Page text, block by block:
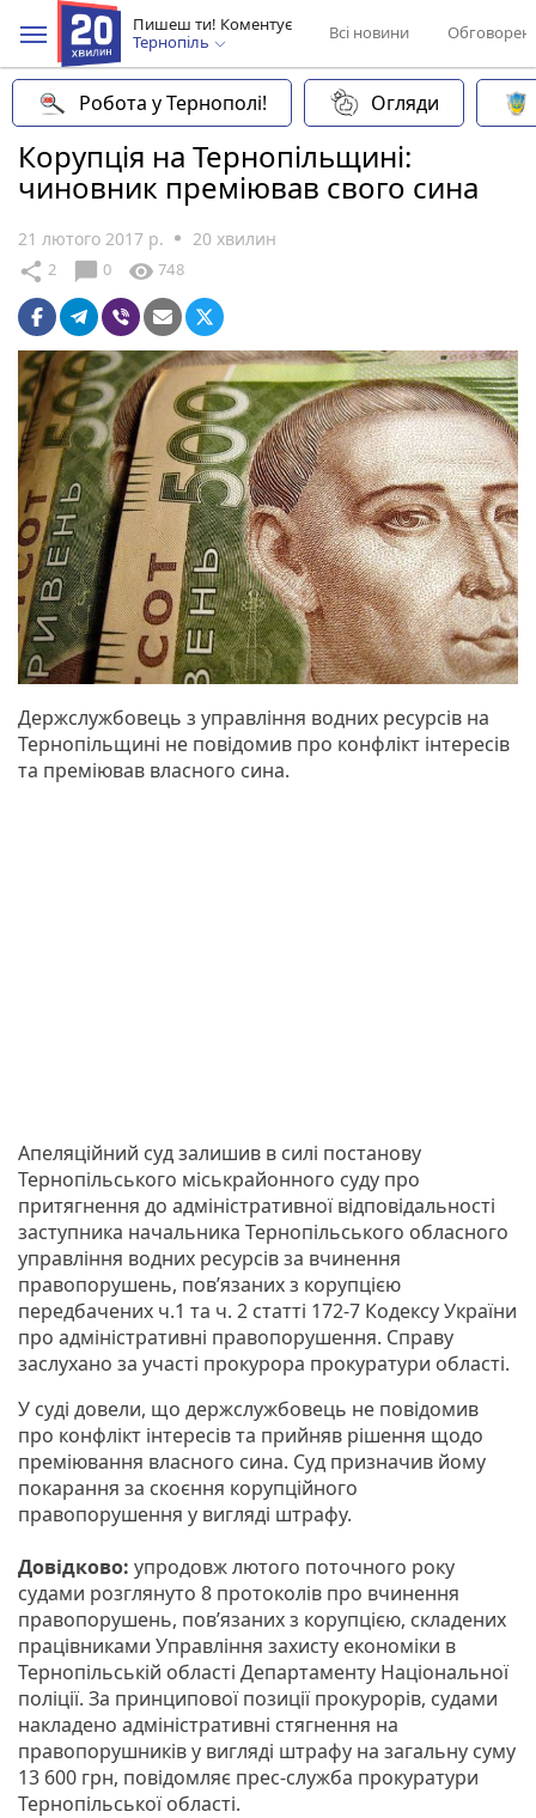
Пишеш ти! Коментує
Тернопіль
Всі новини
Робота у Тернополі! Огляди
Корупція на Тернопільщині:
чиновник преміював свого сина
21 лютого 2017 р. 20 хвилин
share 2 chat_bubble 0 visibility 748
Держслужбовець з управління водних ресурсів на
Тернопільщині не повідомив про конфлікт інтересів
та преміював власного сина.
Апеляційний суд залишив в силі постанову
Тернопільського міськрайонного суду про
притягнення до адміністративної відповідальності
заступника начальника Тернопільського обласного
управління водних ресурсів за вчинення
правопорушень, пов’язаних з корупцією
передбачених ч.1 та ч. 2 статті 172-7 Кодексу України
про адміністративні правопорушення. Справу
заслухано за участі прокурора прокуратури області.
У суді довели, що держслужбовець не повідомив
про конфлікт інтересів та прийняв рішення щодо
преміювання власного сина. Суд призначив йому
покарання за скоєння корупційного
правопорушення у вигляді штрафу.
Довідково: упродовж лютого поточного року
судами розглянуто 8 протоколів про вчинення
правопорушень, пов’язаних з корупцією, складених
працівниками Управління захисту економіки в
Тернопільській області Департаменту Національної
поліції. За принципової позиції прокурорів, судами
накладено адміністративні стягнення на
правопорушників у вигляді штрафу на загальну суму
13 600 грн, повідомляє прес-служба прокуратури
Тернопільської області.